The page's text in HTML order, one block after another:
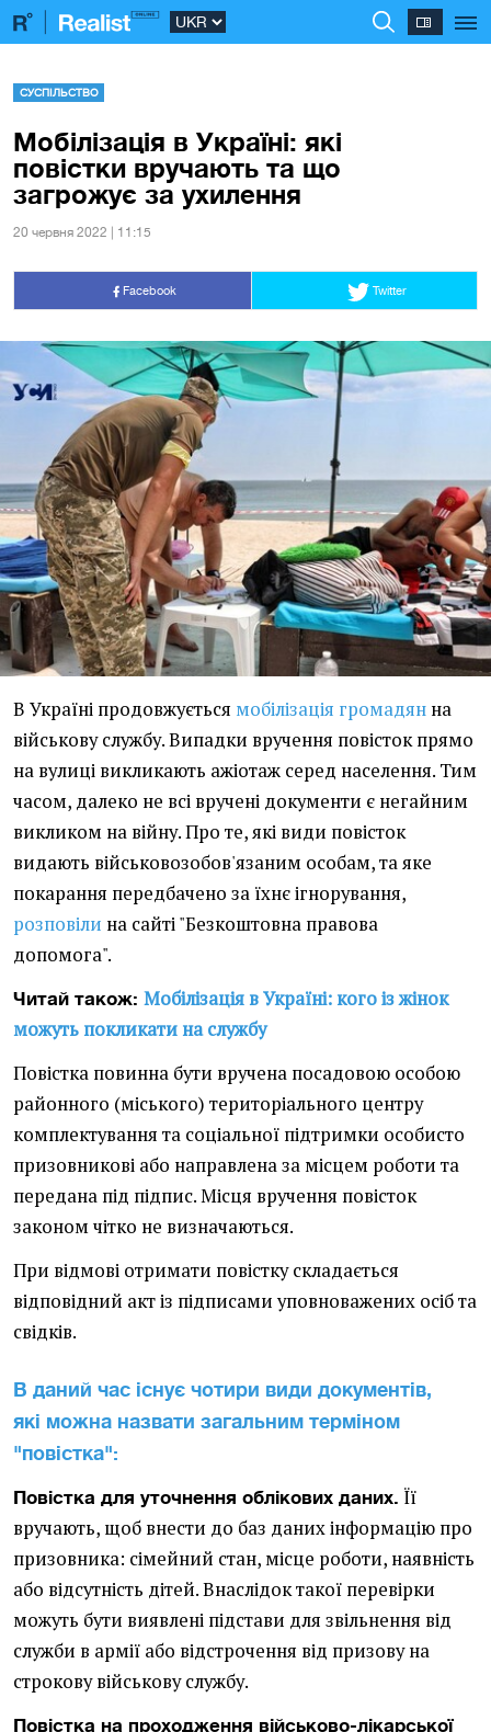
СУСПІЛЬСТВО
Мобілізація в Україні: які
повістки вручають та що
загрожує за ухилення
20 червня 2022 | 11:15
Facebook Twitter
В Україні продовжується мобілізація громадян на
військову службу. Випадки вручення повісток прямо
на вулиці викликають ажіотаж серед населення. Тим
часом, далеко не всі вручені документи є негайним
викликом на війну. Про те, які види повісток
видають військовозобов'язаним особам, та яке
покарання передбачено за їхнє ігнорування,
розповіли на сайті "Безкоштовна правова
допомога".
Читай також: Мобілізація в Україні: кого із жінок
можуть покликати на службу
Повістка повинна бути вручена посадовою особою
районного (міського) територіального центру
комплектування та соціальної підтримки особисто
призовникові або направлена за місцем роботи та
передана під підпис. Місця вручення повісток
законом чітко не визначаються.
При відмові отримати повістку складається
відповідний акт із підписами уповноважених осіб та
свідків.
В даний час існує чотири види документів,
які можна назвати загальним терміном
"повістка":
Повістка для уточнення облікових даних. Її
вручають, щоб внести до баз даних інформацію про
призовника: сімейний стан, місце роботи, наявність
або відсутність дітей. Внаслідок такої перевірки
можуть бути виявлені підстави для звільнення від
служби в армії або відстрочення від призову на
строкову військову службу.
Повістка на проходження військово-лікарської